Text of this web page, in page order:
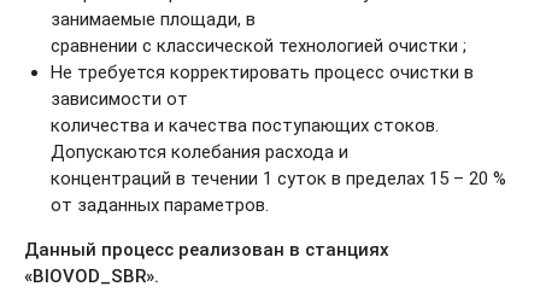
занимаемые площади, в
сравнении с классической технологией очистки ;
Не требуется корректировать процесс очистки в
зависимости от
количества и качества поступающих стоков.
Допускаются колебания расхода и
концентраций в течении 1 суток в пределах 15 – 20 %
от заданных параметров.
Данный процесс реализован в станциях
«BIOVOD_SBR».